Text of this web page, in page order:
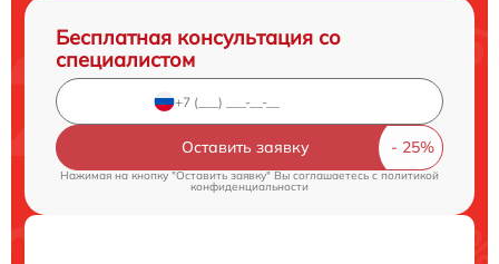
Бесплатная консультация со
специалистом
Оставить заявку
Нажимая на кнопку "Оставить заявку" Вы соглашаетесь cполитикой
конфиденциальности